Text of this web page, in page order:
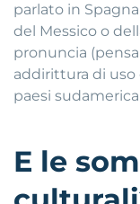
parlato in
del Messico o
pronuncia
addirittura di uso
paesi
E le